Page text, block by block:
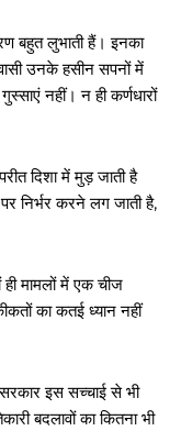
बहुत लुभाती हैं। इनका
उनके हसीन सपनों में
नहीं। न ही कर्णधारों
दिशा में मुड़ जाती है
निर्भर करने लग जाती है,
मामलों में एक चीज
का कतई ध्यान नहीं
इस सच्चाई से भी
बदलावों का कितना भी